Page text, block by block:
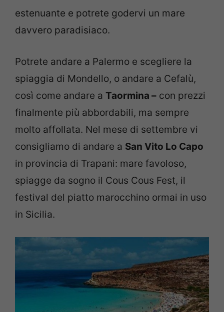
estenuante e potrete godervi un mare
davvero paradisiaco.
Potrete andare a Palermo e scegliere la
spiaggia di Mondello, o andare a Cefalù,
così come andare a Taormina – con prezzi
finalmente più abbordabili, ma sempre
molto affollata. Nel mese di settembre vi
consigliamo di andare a San Vito Lo Capo
in provincia di Trapani: mare favoloso,
spiagge da sogno il Cous Cous Fest, il
festival del piatto marocchino ormai in uso
in Sicilia.